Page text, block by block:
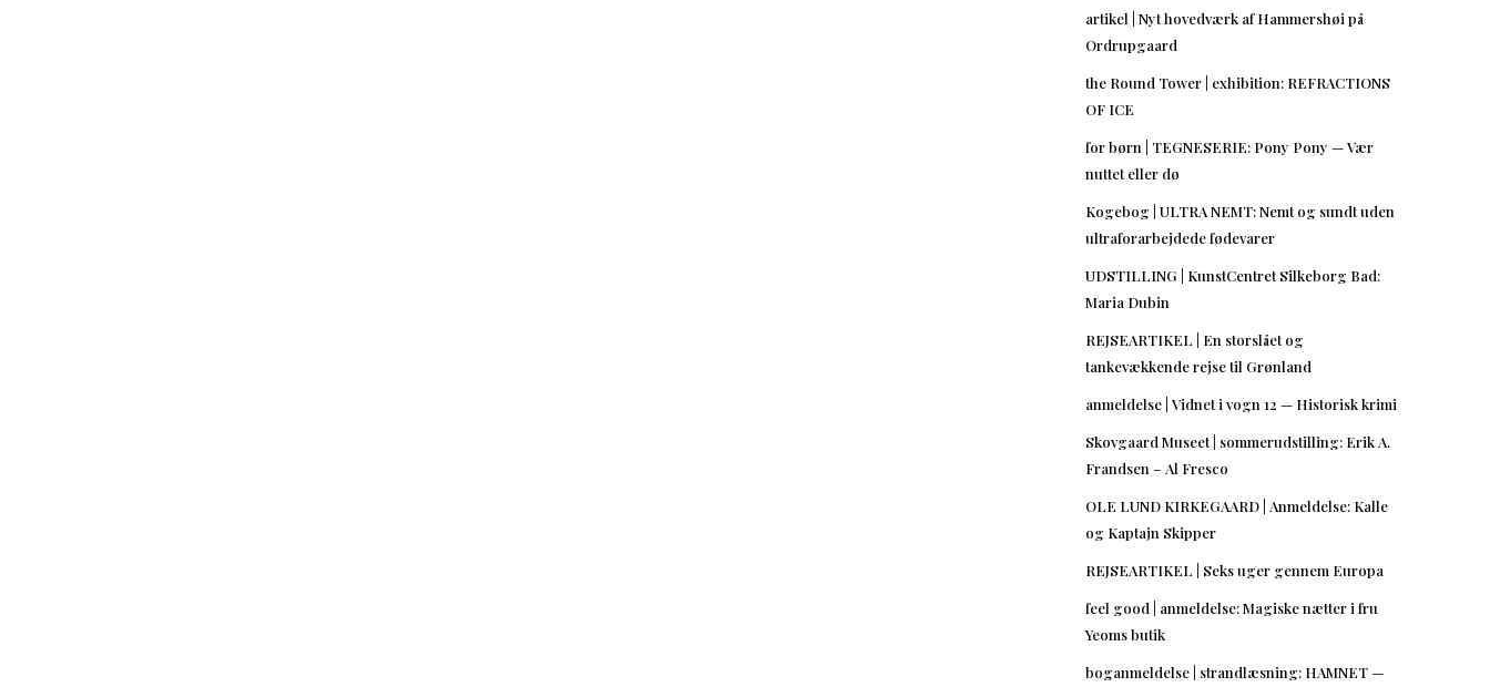
artikel | Nyt hovedværk af Hammershøi på
Ordrupgaard
the Round Tower | exhibition: REFRACTIONS
OF ICE
for børn | TEGNESERIE: Pony Pony — Vær
nuttet eller dø
Kogebog | ULTRA NEMT: Nemt og sundt uden
ultraforarbejdede fødevarer
UDSTILLING | KunstCentret Silkeborg Bad:
Maria Dubin
REJSEARTIKEL | En storslået og
tankevækkende rejse til Grønland
anmeldelse | Vidnet i vogn 12 — Historisk krimi
Skovgaard Museet | sommerudstilling: Erik A.
Frandsen – Al Fresco
OLE LUND KIRKEGAARD | Anmeldelse: Kalle
og Kaptajn Skipper
REJSEARTIKEL | Seks uger gennem Europa
feel good | anmeldelse: Magiske nætter i fru
Yeoms butik
boganmeldelse | strandlæsning: HAMNET —